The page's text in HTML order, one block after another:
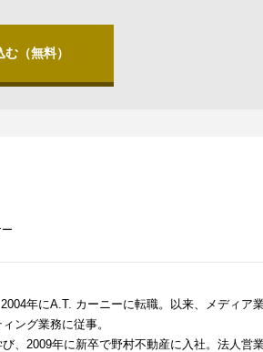
（無料）
年にA.T. カーニーに転職。以来、メディア
ング業務に従事。
、2009年に新卒で野村不動産に入社。法人営